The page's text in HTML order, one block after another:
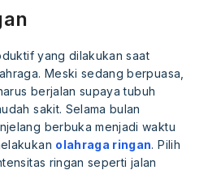
yang dilakukan saat
Meski sedang berpuasa,
berjalan supaya tubuh
sakit. Selama bulan
berbuka menjadi waktu
olahraga ringan. Pilih
ringan seperti jalan